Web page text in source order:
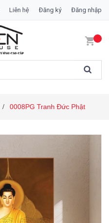
Liên hệ Đăng ký Đăng nhập
/ 0008PG Tranh Đức Phật